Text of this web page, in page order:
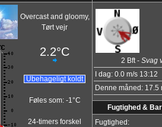
Overcast and gloomy,
Tørt vejr
2.2°C
Ubehageligt koldt
Føles som: -1°C
24-timers forskel
2 Bft - Svag
I dag: 0.0 m/s 13:12
Denne måned: 17.5
Fugtighed &
Fugtighed: